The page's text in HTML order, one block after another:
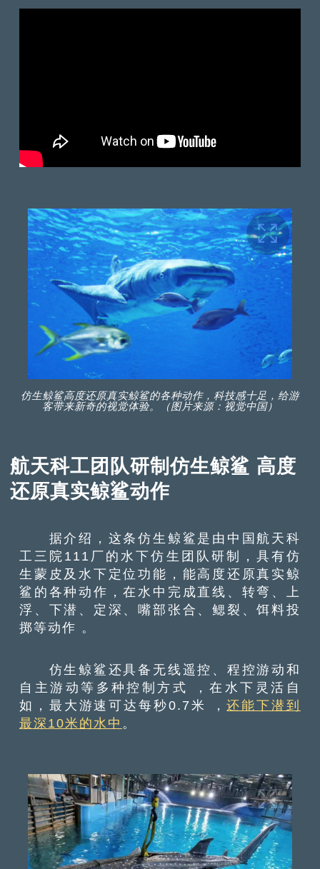
仿生鲸鲨高度还原真实鲸鲨的各种动作，科技感十足，给游
客带来新奇的视觉体验。（图片来源：视觉中国）
航天科工团队研制仿生鲸鲨 高度
还原真实鲸鲨动作
据介绍，这条仿生鲸鲨是由中国航天科
工三院111厂的水下仿生团队研制，具有仿
生蒙皮及水下定位功能，能高度还原真实鲸
鲨的各种动作，在水中完成直线、转弯、上
浮、下潜、定深、嘴部张合、鳃裂、饵料投
掷等动作 。
仿生鲸鲨还具备无线遥控、程控游动和
自主游动等多种控制方式 ，在水下灵活自
如，最大游速可达每秒0.7米 ，还能下潜到
最深10米的水中 。